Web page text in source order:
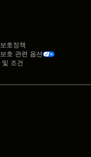
호정책
호 관련 옵션
조건